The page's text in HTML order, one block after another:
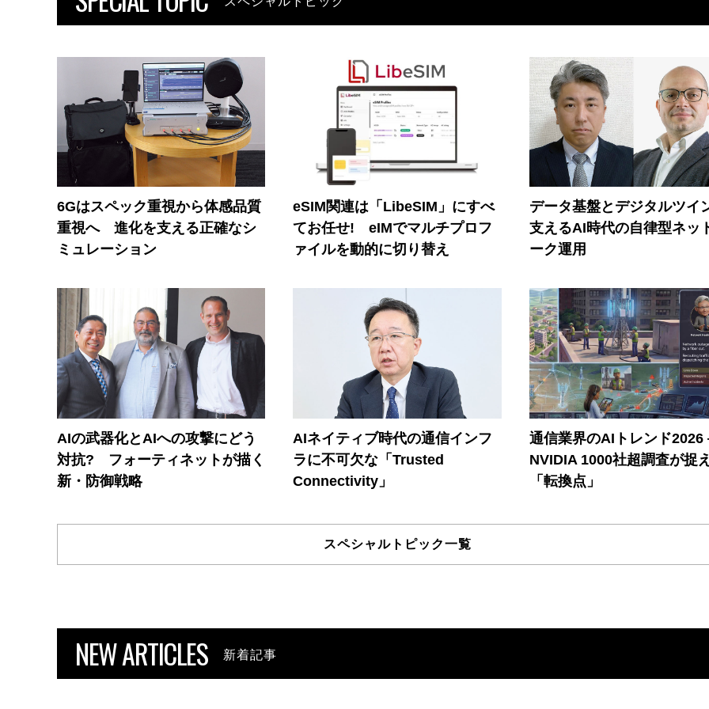
6Gはスペック重視から体感品質
重視へ 進化を支える正確なシ
ミュレーション
eSIM関連は「LibeSIM」にすべ
てお任せ! eIMでマルチプロフ
ァイルを動的に切り替え
データ基盤とデジタルツイ
支えるAI時代の自律型ネッ
ーク運用
AIの武器化とAIへの攻撃にどう
対抗? フォーティネットが描く
新・防御戦略
AIネイティブ時代の通信インフ
ラに不可欠な「Trusted
Connectivity」
通信業界のAIトレンド
NVIDIA 1000社超調査が捉
「転換点」
スペシャルトピック一覧
NEW ARTICLES 新着記事